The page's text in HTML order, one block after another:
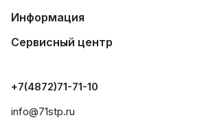
Информация
Сервисный центр
+7(4872)71-71-10
info@71stp.ru